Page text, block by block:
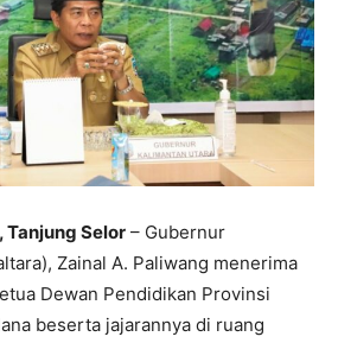
Tanjung Selor – Gubernur
Zainal A. Paliwang menerima
Dewan Pendidikan Provinsi
beserta jajarannya di ruang